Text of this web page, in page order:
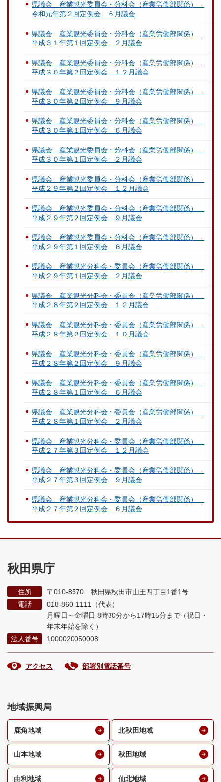
県議会 産業観光委員会・分科会（産業労働部関係）
令和元年第２回定例会 ６月議会
県議会 産業観光委員会・分科会（産業労働部関係）
平成３１年第１回定例会 ２月議会
県議会 産業観光委員会・分科会（産業労働部関係）
平成３０年第２回定例会 １２月議会
県議会 産業観光委員会・分科会（産業労働部関係）
平成３０年第２回定例会 ９月議会
県議会 産業観光委員会・分科会（産業労働部関係）
平成３０年第１回定例会 ６月議会
県議会 産業観光委員会・分科会（産業労働部関係）
平成３０年第１回定例会 ２月議会
県議会 産業観光委員会・分科会（産業労働部関係）
平成２９年第２回定例会 １２月議会
県議会 産業観光委員会・分科会（産業労働部関係）
平成２９年第２回定例会 ９月議会
県議会 産業観光委員会・分科会（産業労働部関係）
平成２９年第１回定例会 ６月議会
県議会 産業観光分科会・委員会（産業労働部関係）
平成２９年第１回定例会 ２月議会
県議会 産業観光分科会・委員会（産業労働部関係）
平成２８年第２回定例会 １２月議会
県議会 産業観光分科会・委員会（産業労働部関係）
平成２８年第２回定例会 １０月議会
県議会 産業観光分科会・委員会（産業労働部関係）
平成２８年第２回定例会 ９月議会
県議会 産業観光分科会・委員会（産業労働部関係）
平成２８年第１回定例会 ６月議会
県議会 産業観光分科会・委員会（産業労働部関係）
平成２８年第１回定例会 ２月議会
県議会 産業観光分科会・委員会（産業労働部関係）
平成２７年第３回定例会 １２月議会
県議会 産業観光分科会・委員会（産業労働部関係）
平成２７年第３回定例会 ９月議会
県議会 産業観光分科会・委員会（産業労働部関係）
平成２７年第２回定例会 ６月議会
秋田県庁
住所
〒010-8570 秋田県秋田市山王四丁目1番1号
電話
018-860-1111（代表）
月曜日～金曜日 8時30分から17時15分まで （祝日・
年末年始を除く）
法人番号
1000020050008
アクセス 部署別電話番号
地域振興局
鹿角地域 北秋田地域
山本地域 秋田地域
由利地域 仙北地域